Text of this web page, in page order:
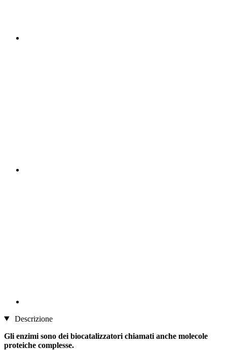
Descrizione
Gli enzimi sono dei biocatalizzatori chiamati anche molecole
proteiche complesse.